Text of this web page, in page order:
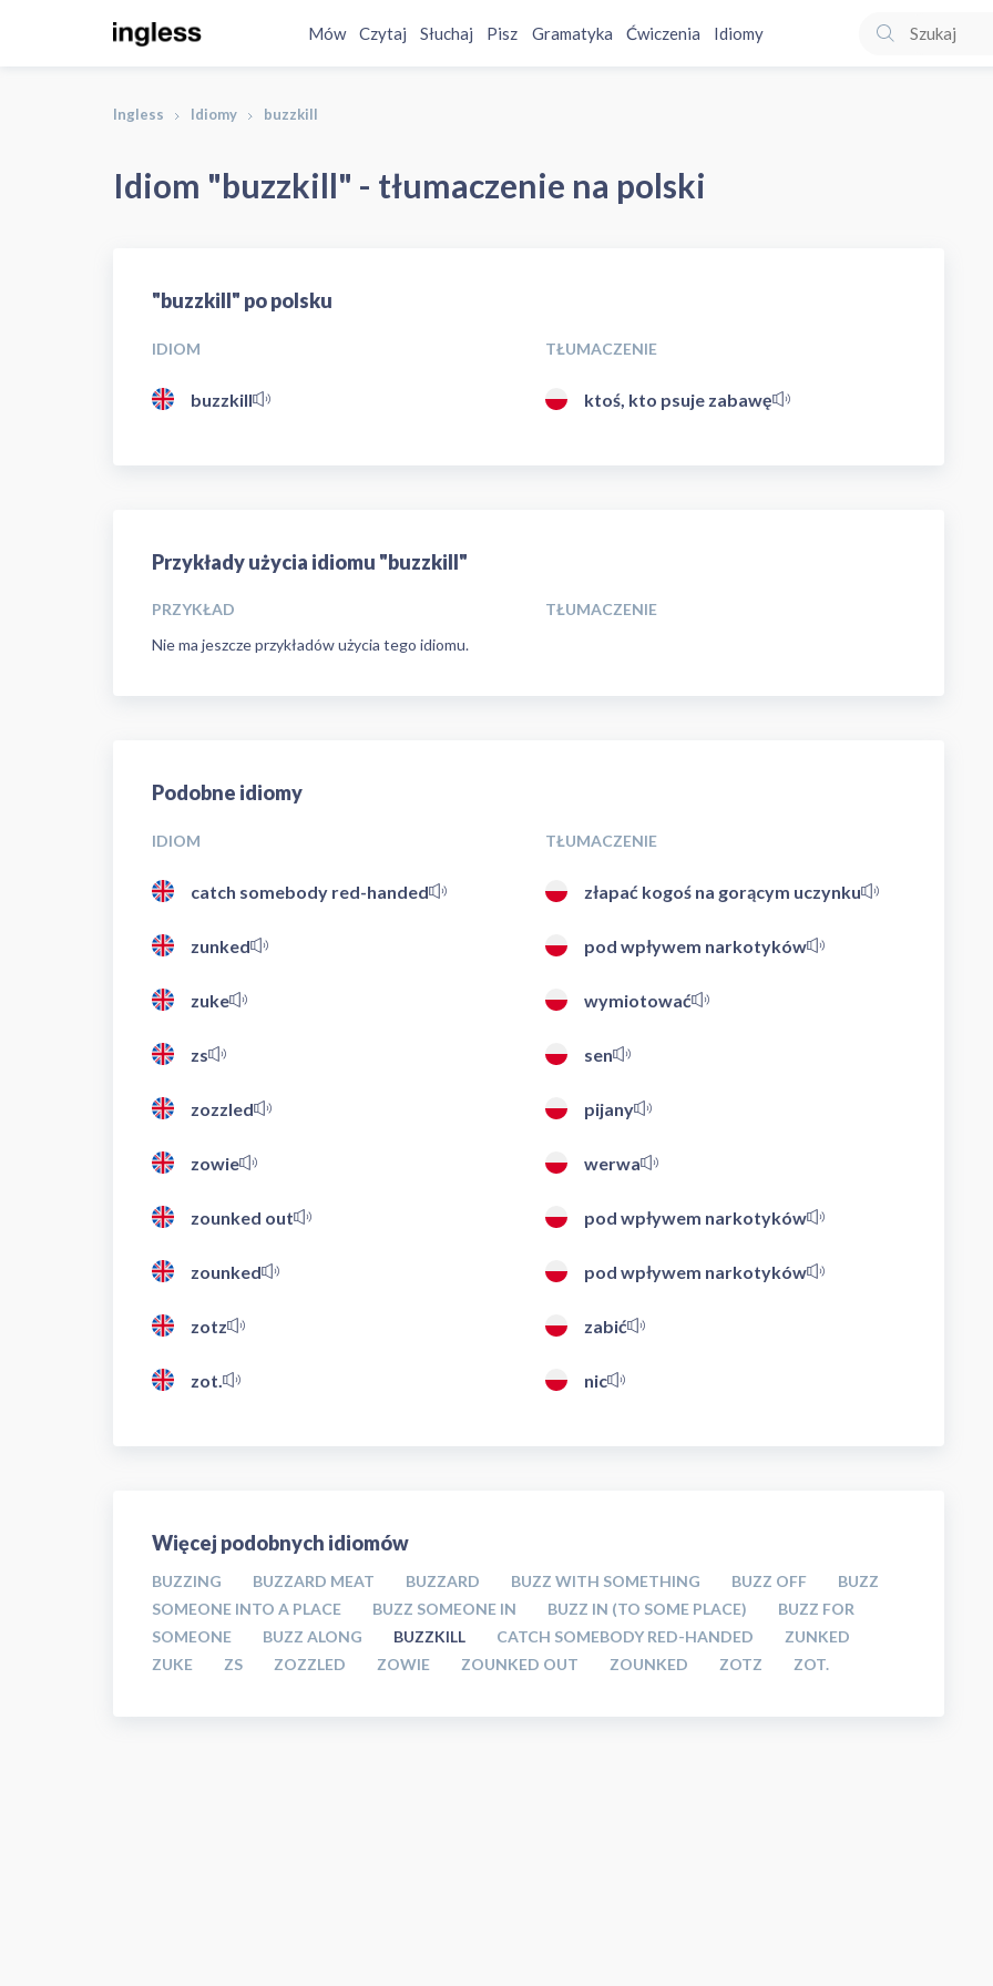
Mów Czytaj Słuchaj Pisz Gramatyka Ćwiczenia Idiomy
Ingless Idiomy buzzkill
Idiom "buzzkill" - tłumaczenie na polski
"buzzkill" po polsku
IDIOM TŁUMACZENIE
buzzkill ktoś, kto psuje zabawę
Przykłady użycia idiomu "buzzkill"
PRZYKŁAD
TŁUMACZENIE
Nie ma jeszcze przykładów użycia tego idiomu.
Podobne idiomy
IDIOM TŁUMACZENIE
catch somebody red-handed złapać kogoś na gorącym uczynku
zunked pod wpływem narkotyków
zuke wymiotować
zs sen
zozzled pijany
zowie werwa
zounked out pod wpływem narkotyków
zounked pod wpływem narkotyków
zotz zabić
zot. nic
Więcej podobnych idiomów
BUZZING BUZZARD MEAT BUZZARD BUZZ WITH SOMETHING BUZZ OFF
BUZZ
SOMEONE INTO A PLACE
BUZZ SOMEONE IN BUZZ IN (TO SOME PLACE)
BUZZ FOR
SOMEONE
BUZZ ALONG BUZZKILL CATCH SOMEBODY RED-HANDED
ZUNKED
ZUKE
ZS ZOZZLED ZOWIE ZOUNKED OUT ZOUNKED ZOTZ ZOT.